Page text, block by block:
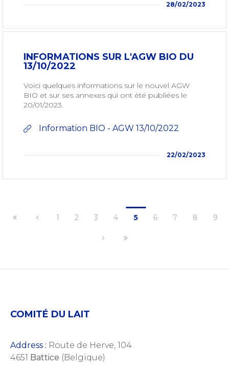
28/02/2023
INFORMATIONS SUR L'AGW BIO DU
13/10/2022
Voici quelques informations sur le nouvel AGW
BIO et sur ses annexes qui ont été publiées le
20/01/2023.
Information BIO - AGW 13/10/2022
22/02/2023
1 2 3 4 5 6 7 8 9
COMITÉ DU LAIT
Address : Route de Herve, 104
4651 Battice (Belgique)